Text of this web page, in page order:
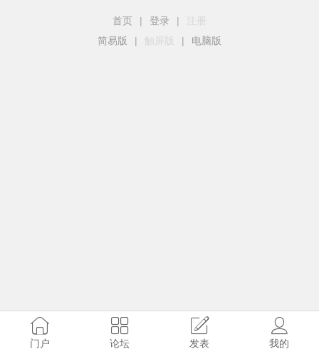
首页 | 登录 |
注册
简易版
| 触屏版 | 电脑版
门户 论坛 发表 我的